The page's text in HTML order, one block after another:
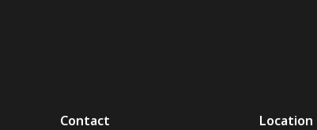
Contact Location